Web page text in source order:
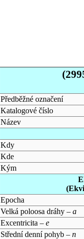
Předběžné označení
Katalogové číslo
Název
Kdy
Kde
Kým
Epocha
Velká poloosa dráhy – a
Excentricita – e
Střední denní pohyb – n